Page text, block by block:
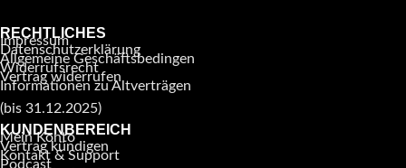
RECHTLICHES
Impressum
Datenschutzerklärung
Allgemeine Geschäftsbedingen
Widerrufsrecht
Vertrag widerrufen
Informationen zu Altverträgen
(bis 31.12.2025)
KUNDENBEREICH
Mein Konto
Vertrag kündigen
Kontakt & Support
Podcast